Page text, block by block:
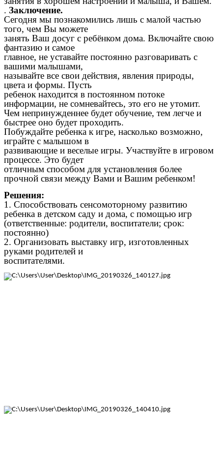
. Заключение.
Сегодня мы познакомились лишь с малой частью
того, чем Вы можете
занять Ваш досуг с ребёнком дома. Включайте свою
фантазию и самое
главное, не уставайте постоянно разговаривать с
вашими малышами,
называйте все свои действия, явления природы,
цвета и формы. Пусть
ребенок находится в постоянном потоке
информации, не сомневайтесь, это его не утомит.
Чем непринужденнее будет обучение, тем легче и
быстрее оно будет проходить.
Побуждайте ребенка к игре, насколько возможно,
играйте с малышом в
развивающие и веселые игры. Участвуйте в игровом
процессе. Это будет
отличным способом для установления более
прочной связи между Вами и Вашим ребенком!
Решения:
1. Способствовать сенсомоторному развитию
ребенка в детском саду и дома, с помощью игр
(ответственные: родители, воспитатели; срок:
постоянно)
2. Организовать выставку игр, изготовленных
руками родителей и
воспитателями.